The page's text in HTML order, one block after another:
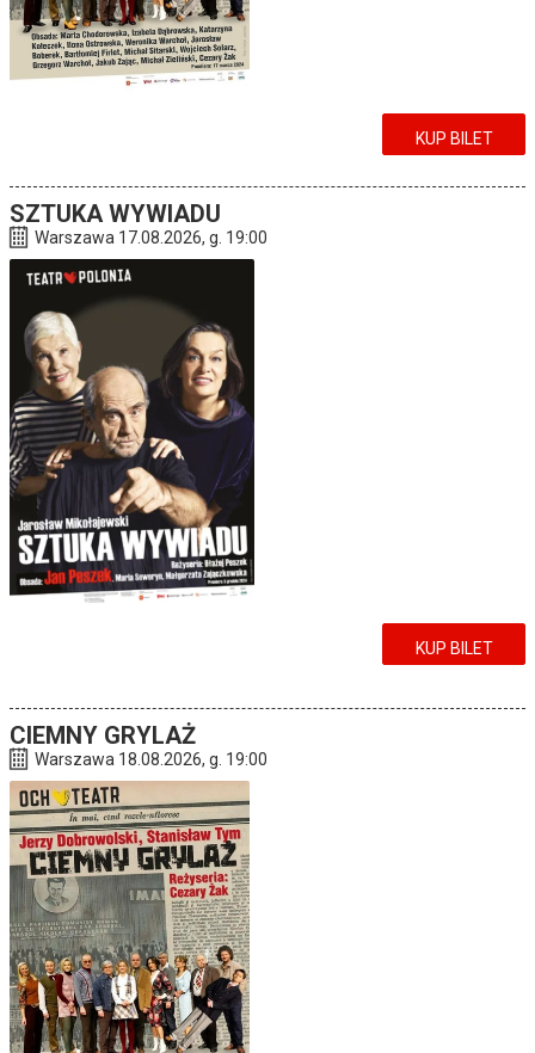
KUP BILET
SZTUKA WYWIADU
Warszawa 17.08.2026, g. 19:00
KUP BILET
CIEMNY GRYLAŻ
Warszawa 18.08.2026, g. 19:00